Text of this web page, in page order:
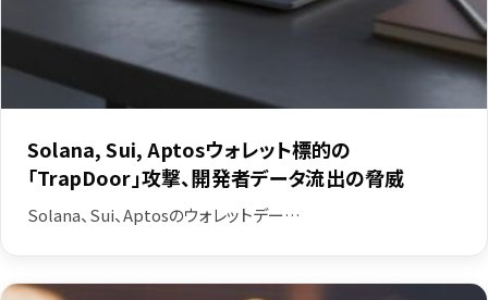
Solana, Sui, Aptosウォレット標的の
「TrapDoor」攻撃、開発者データ流出の脅威
Solana、Sui、Aptosのウォレットデー…